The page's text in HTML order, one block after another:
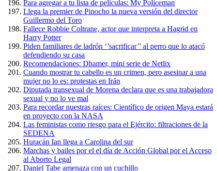
Para agregar a tu lista de películas: My Policeman
Llega la premier de Pinocho la nueva versión del director
Guillermo del Toro
Fallece Robbie Coltrane, actor que interpreta a Hagrid en
Harry Potter
Piden familiares de ladrón ‘’sacrificar’’ al perro que lo atacó
defendiendo su casa
Recomendaciones: Dhamer, mini serie de Netlix
Cuando mostrar tu cabello es un crimen, pero asesinar a una
mujer no lo es: protestas en Irán
Diputada transexual de Morena declara que es una trabajadora
sexual y no lo ve mal
Para recordar nuestras raíces: Científico de origen Maya estará
en proyecto con la NASA
Las feministas como riesgo para el Ejército: filtraciones de la
SEDENA
Huracán Ian llega a Carolina del sur
Marchas y bailes por el el día de Acción Global por el Acceso
al Aborto Legal
Daniel Tabe amenaza con un cuchillo